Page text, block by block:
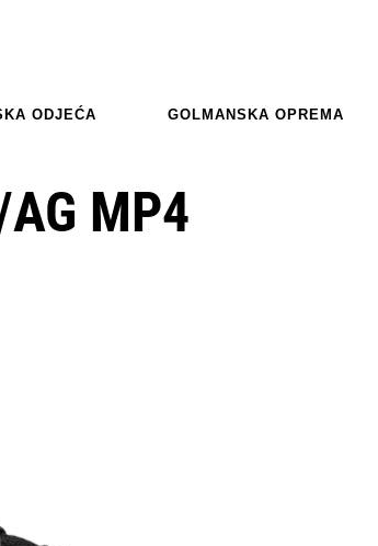
ODJEĆA GOLMANSKA OPREMA
MP4